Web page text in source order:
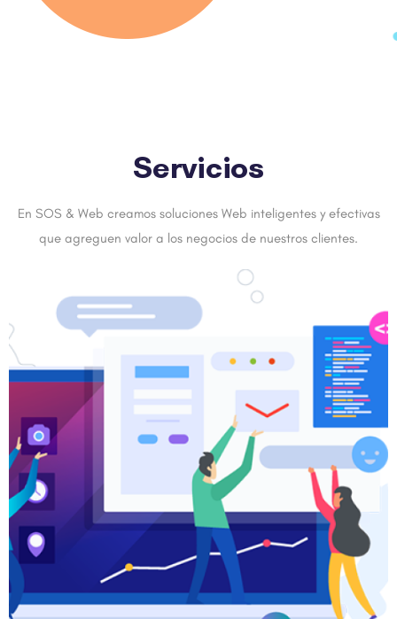
Servicios
En SOS & Web creamos soluciones Web inteligentes y efectivas
que agreguen valor a los negocios de nuestros clientes.